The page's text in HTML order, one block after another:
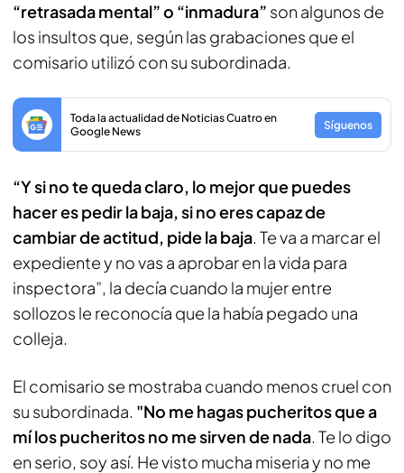
“retrasada mental” o “inmadura” son algunos de
los insultos que, según las grabaciones que el
comisario utilizó con su subordinada.
Toda la actualidad de Noticias Cuatro en
Google News
Síguenos
“Y si no te queda claro, lo mejor que puedes
hacer es pedir la baja, si no eres capaz de
cambiar de actitud, pide la baja. Te va a marcar el
expediente y no vas a aprobar en la vida para
inspectora”, la decía cuando la mujer entre
sollozos le reconocía que la había pegado una
colleja.
El comisario se mostraba cuando menos cruel con
su subordinada. "No me hagas pucheritos que a
mí los pucheritos no me sirven de nada. Te lo digo
en serio, soy así. He visto mucha miseria y no me